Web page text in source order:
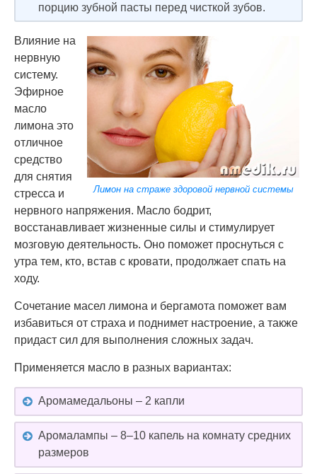
порцию зубной пасты перед чисткой зубов.
Лимон на страже здоровой нервной системы
Влияние на
нервную
систему.
Эфирное
масло
лимона это
отличное
средство
для снятия
стресса и
нервного напряжения. Масло бодрит,
восстанавливает жизненные силы и стимулирует
мозговую деятельность. Оно поможет проснуться с
утра тем, кто, встав с кровати, продолжает спать на
ходу.
Сочетание масел лимона и бергамота поможет вам
избавиться от страха и поднимет настроение, а также
придаст сил для выполнения сложных задач.
Применяется масло в разных вариантах:
Аромамедальоны – 2 капли
Аромалампы – 8–10 капель на комнату средних
размеров